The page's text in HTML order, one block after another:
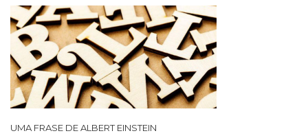
UMA FRASE DE ALBERT EINSTEIN